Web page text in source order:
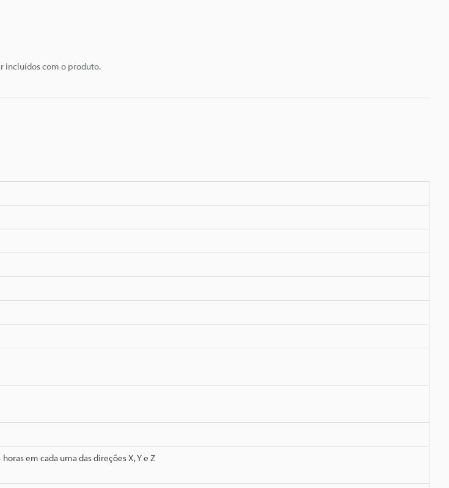
incluídos com o produto.
em cada uma das direções X, Y e Z